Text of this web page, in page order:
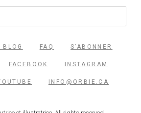
FAQ S’ABONNER
FACEBOOK INSTAGRAM
INFO@ORBIE.CA